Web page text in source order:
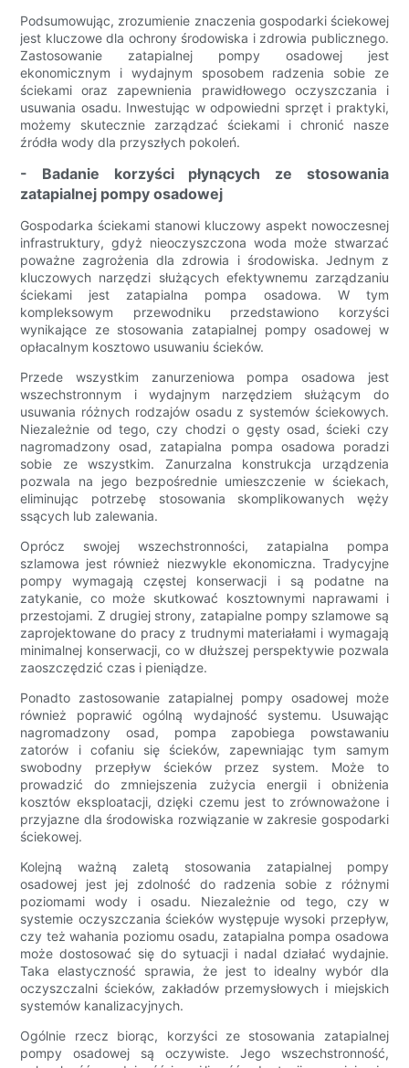
Podsumowując, zrozumienie znaczenia gospodarki ściekowej
jest kluczowe dla ochrony środowiska i zdrowia publicznego.
Zastosowanie zatapialnej pompy osadowej jest
ekonomicznym i wydajnym sposobem radzenia sobie ze
ściekami oraz zapewnienia prawidłowego oczyszczania i
usuwania osadu. Inwestując w odpowiedni sprzęt i praktyki,
możemy skutecznie zarządzać ściekami i chronić nasze
źródła wody dla przyszłych pokoleń.
- Badanie korzyści płynących ze stosowania
zatapialnej pompy osadowej
Gospodarka ściekami stanowi kluczowy aspekt nowoczesnej
infrastruktury, gdyż nieoczyszczona woda może stwarzać
poważne zagrożenia dla zdrowia i środowiska. Jednym z
kluczowych narzędzi służących efektywnemu zarządzaniu
ściekami jest zatapialna pompa osadowa. W tym
kompleksowym przewodniku przedstawiono korzyści
wynikające ze stosowania zatapialnej pompy osadowej w
opłacalnym kosztowo usuwaniu ścieków.
Przede wszystkim zanurzeniowa pompa osadowa jest
wszechstronnym i wydajnym narzędziem służącym do
usuwania różnych rodzajów osadu z systemów ściekowych.
Niezależnie od tego, czy chodzi o gęsty osad, ścieki czy
nagromadzony osad, zatapialna pompa osadowa poradzi
sobie ze wszystkim. Zanurzalna konstrukcja urządzenia
pozwala na jego bezpośrednie umieszczenie w ściekach,
eliminując potrzebę stosowania skomplikowanych węży
ssących lub zalewania.
Oprócz swojej wszechstronności, zatapialna pompa
szlamowa jest również niezwykle ekonomiczna. Tradycyjne
pompy wymagają częstej konserwacji i są podatne na
zatykanie, co może skutkować kosztownymi naprawami i
przestojami. Z drugiej strony, zatapialne pompy szlamowe są
zaprojektowane do pracy z trudnymi materiałami i wymagają
minimalnej konserwacji, co w dłuższej perspektywie pozwala
zaoszczędzić czas i pieniądze.
Ponadto zastosowanie zatapialnej pompy osadowej może
również poprawić ogólną wydajność systemu. Usuwając
nagromadzony osad, pompa zapobiega powstawaniu
zatorów i cofaniu się ścieków, zapewniając tym samym
swobodny przepływ ścieków przez system. Może to
prowadzić do zmniejszenia zużycia energii i obniżenia
kosztów eksploatacji, dzięki czemu jest to zrównoważone i
przyjazne dla środowiska rozwiązanie w zakresie gospodarki
ściekowej.
Kolejną ważną zaletą stosowania zatapialnej pompy
osadowej jest jej zdolność do radzenia sobie z różnymi
poziomami wody i osadu. Niezależnie od tego, czy w
systemie oczyszczania ścieków występuje wysoki przepływ,
czy też wahania poziomu osadu, zatapialna pompa osadowa
może dostosować się do sytuacji i nadal działać wydajnie.
Taka elastyczność sprawia, że jest to idealny wybór dla
oczyszczalni ścieków, zakładów przemysłowych i miejskich
systemów kanalizacyjnych.
Ogólnie rzecz biorąc, korzyści ze stosowania zatapialnej
pompy osadowej są oczywiste. Jego wszechstronność,